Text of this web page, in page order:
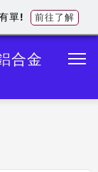
合金
單! 前往了解